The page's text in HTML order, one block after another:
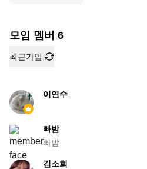
모임 멤버 6
최근가입
이연수
빠밤
빠밤
김소희